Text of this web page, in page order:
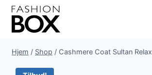
Fortsæt
indhold
Hjem / Shop / Cashmere Coat Sultan Relax